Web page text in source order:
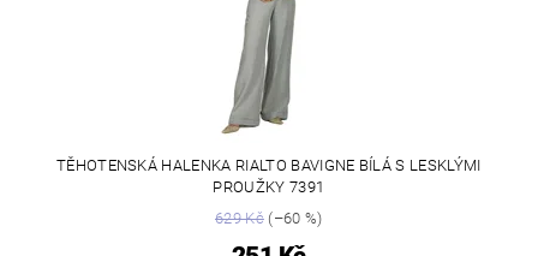
TĚHOTENSKÁ HALENKA RIALTO BAVIGNE BÍLÁ S LESKLÝMI
PROUŽKY 7391
629 Kč(–60 %)